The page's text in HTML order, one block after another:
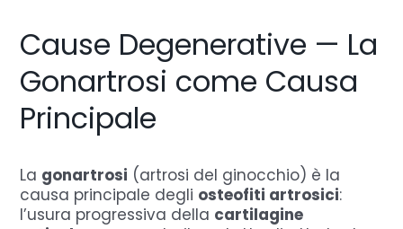
Cause Degenerative — La
Gonartrosi come Causa
Principale
La gonartrosi (artrosi del ginocchio) è la
causa principale degli osteofiti artrosici:
l’usura progressiva della cartilagine